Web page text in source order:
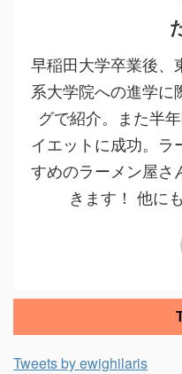
早稲田大学卒業後、
系大学院への進学に
グで紹介。また半
イエットに成功。ラ
すめのラーメン屋さ
きます！ 他に
Tweets by ewighilaris